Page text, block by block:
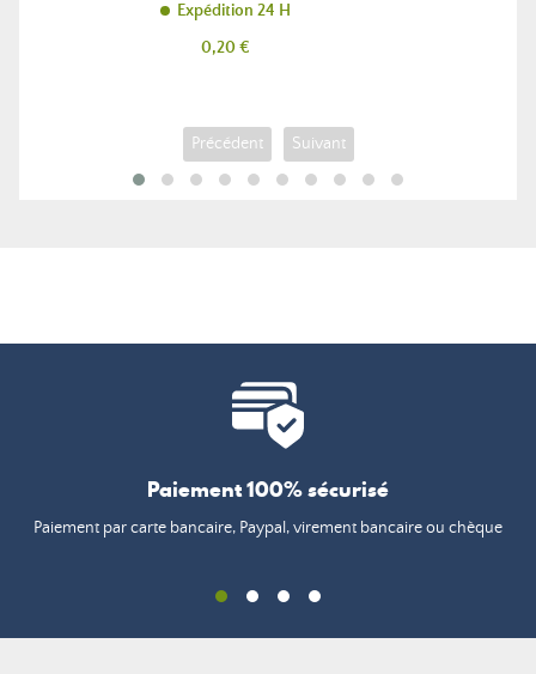
Expédition 24 H
Prix
0,20 €
Précédent Suivant
Paiement 100% sécurisé
Paiement par carte bancaire, Paypal, virement bancaire ou chèque